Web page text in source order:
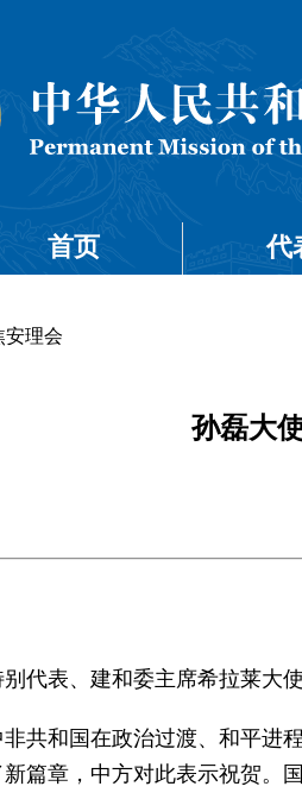
首页 代
安理会
孙磊大
代表、建和委主席希拉莱大
共和国在政治过渡、和平进
篇章，中方对此表示祝贺。